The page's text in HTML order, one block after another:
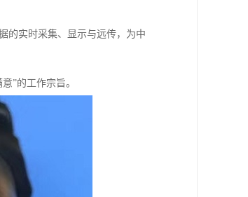
的实时采集、显示与远传，为中
”的工作宗旨。